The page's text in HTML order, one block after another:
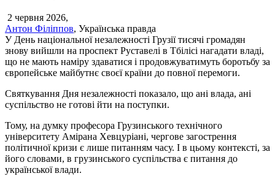
2 червня 2026,
Антон Філіппов, Українська правда
У День національної незалежності Грузії тисячі громадян
знову вийшли на проспект Руставелі в Тбілісі нагадати владі,
що не мають наміру здаватися і продовжуватимуть боротьбу за
європейське майбутнє своєї країни до повної перемоги.
Святкування Дня незалежності показало, що ані влада, ані
суспільство не готові йти на поступки.
Тому, на думку професора Грузинського технічного
університету Амірана Хевцуріані, чергове загострення
політичної кризи є лише питанням часу. І в цьому контексті, за
його словами, в грузинського суспільства є питання до
української влади.